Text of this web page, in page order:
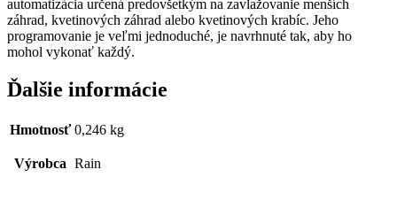
automatizácia určená predovšetkým na zavlažovanie menších
záhrad, kvetinových záhrad alebo kvetinových krabíc. Jeho
programovanie je veľmi jednoduché, je navrhnuté tak, aby ho
mohol vykonať každý.
Ďalšie informácie
Hmotnosť 0,246 kg
Výrobca Rain